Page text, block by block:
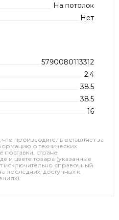
На потолок
Нет
5790080113312
2.4
38.5
38.5
16
производитель оставляет за
о технических
поставки, стране
и цвете товара (указанные
исключительно справочный
последних, доступных к